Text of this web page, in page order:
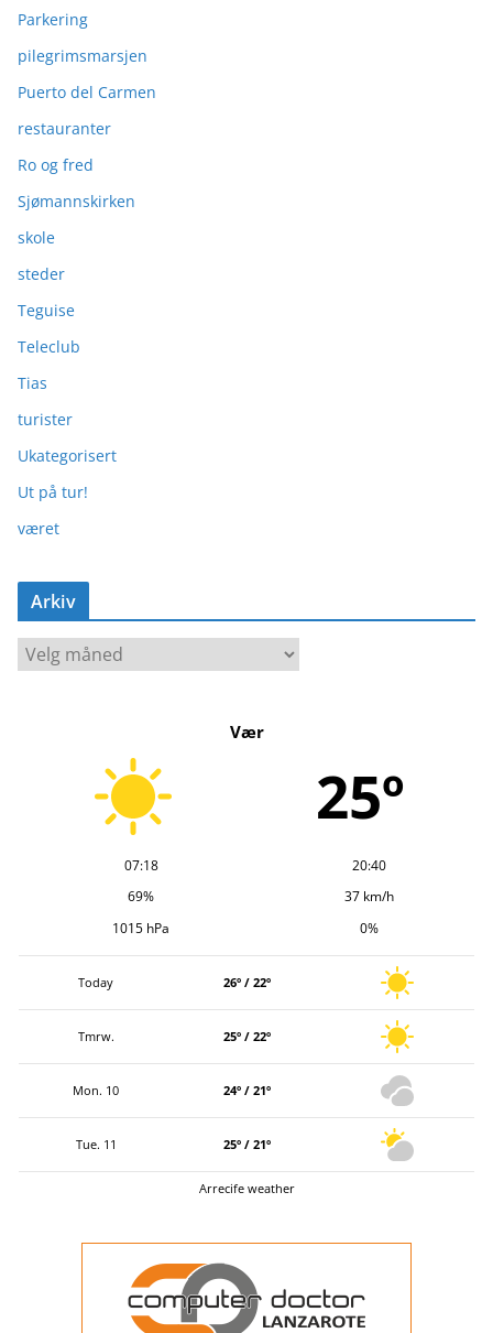
Parkering
pilegrimsmarsjen
Puerto del Carmen
restauranter
Ro og fred
Sjømannskirken
skole
steder
Teguise
Teleclub
Tias
turister
Ukategorisert
Ut på tur!
været
Arkiv
A
r
Vær
25º
07:18
20:40
69%
37 km/h
1015 hPa
0%
Today 26º / 22º
Tmrw. 25º / 22º
Mon. 10 24º / 21º
Tue. 11 25º / 21º
Arrecife weather